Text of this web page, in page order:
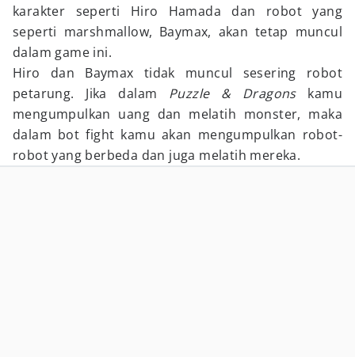
karakter seperti Hiro Hamada dan robot yang
seperti marshmallow, Baymax, akan tetap muncul
dalam game ini.
Hiro dan Baymax tidak muncul sesering robot
petarung. Jika dalam Puzzle & Dragons kamu
mengumpulkan uang dan melatih monster, maka
dalam bot fight kamu akan mengumpulkan robot-
robot yang berbeda dan juga melatih mereka.